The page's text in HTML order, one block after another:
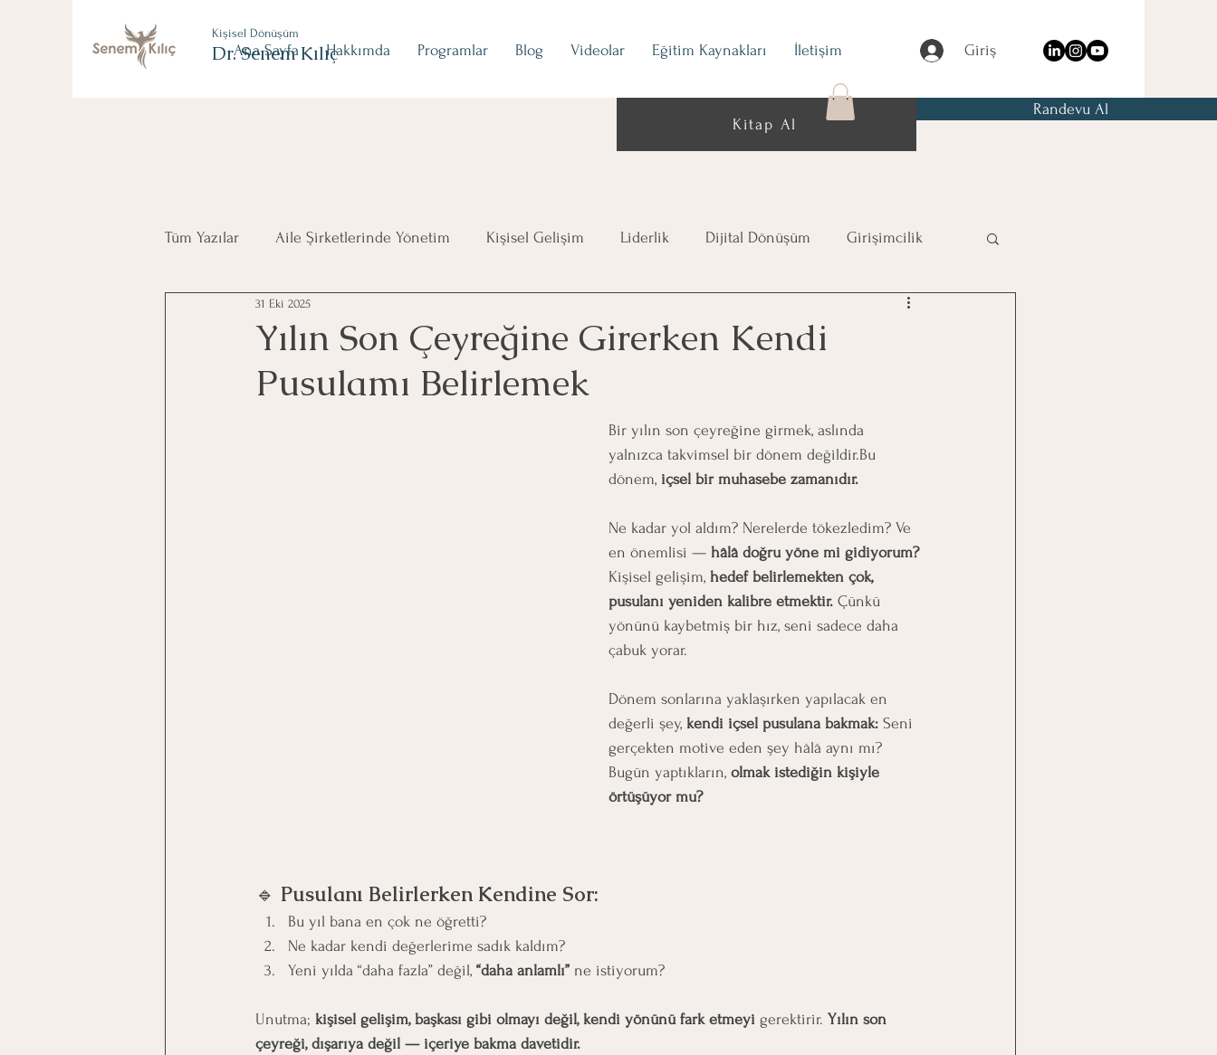
Kişisel Dönüşüm
Dr. Senem Kılıç
Ana Sayfa Hakkımda Programlar Blog Videolar Eğitim Kaynakları İletişim Giriş
Kitap Al
Randevu Al
Tüm Yazılar Aile Şirketlerinde Yönetim Kişisel Gelişim Liderlik Dijital Dönüşüm Girişimcilik
Kurumsal Yönetim
Yılın Son Çeyreğine Girerken Kendi
Pusulamı Belirlemek
31 Eki 2025
Bir yılın son çeyreğine girmek, aslında
yalnızca takvimsel bir dönem değildir.Bu
dönem, içsel bir muhasebe zamanıdır.
Ne kadar yol aldım? Nerelerde tökezledim? Ve
en önemlisi — hâlâ doğru yöne mi gidiyorum?
Kişisel gelişim, hedef belirlemekten çok,
pusulanı yeniden kalibre etmektir. Çünkü
yönünü kaybetmiş bir hız, seni sadece daha
çabuk yorar.
Dönem sonlarına yaklaşırken yapılacak en
değerli şey, kendi içsel pusulana bakmak: Seni
gerçekten motive eden şey hâlâ aynı mı?
Bugün yaptıkların, olmak istediğin kişiyle
örtüşüyor mu?
🔹 Pusulanı Belirlerken Kendine Sor:
Bu yıl bana en çok ne öğretti?
Ne kadar kendi değerlerime sadık kaldım?
Yeni yılda “daha fazla” değil, “daha anlamlı” ne istiyorum?
Unutma; kişisel gelişim, başkası gibi olmayı değil, kendi yönünü fark etmeyi gerektirir. Yılın son
çeyreği, dışarıya değil — içeriye bakma davetidir.